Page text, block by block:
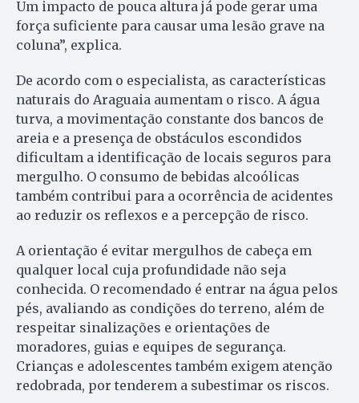
Um impacto de pouca altura já pode gerar uma
força suficiente para causar uma lesão grave na
coluna”, explica.
De acordo com o especialista, as características
naturais do Araguaia aumentam o risco. A água
turva, a movimentação constante dos bancos de
areia e a presença de obstáculos escondidos
dificultam a identificação de locais seguros para
mergulho. O consumo de bebidas alcoólicas
também contribui para a ocorrência de acidentes
ao reduzir os reflexos e a percepção de risco.
A orientação é evitar mergulhos de cabeça em
qualquer local cuja profundidade não seja
conhecida. O recomendado é entrar na água pelos
pés, avaliando as condições do terreno, além de
respeitar sinalizações e orientações de
moradores, guias e equipes de segurança.
Crianças e adolescentes também exigem atenção
redobrada, por tenderem a subestimar os riscos.